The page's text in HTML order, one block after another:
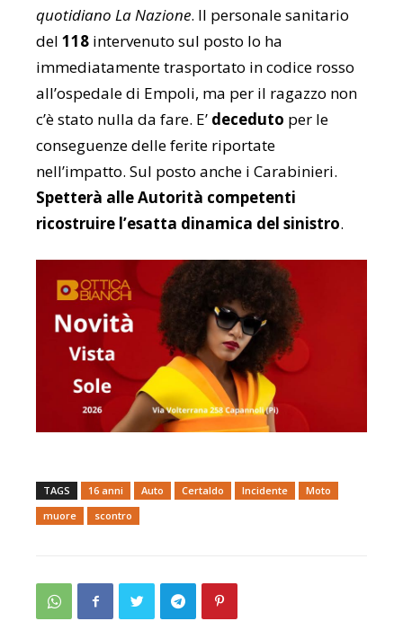
quotidiano La Nazione. Il personale sanitario
del 118 intervenuto sul posto lo ha
immediatamente trasportato in codice rosso
all’ospedale di Empoli, ma per il ragazzo non
c’è stato nulla da fare. E’ deceduto per le
conseguenze delle ferite riportate
nell’impatto. Sul posto anche i Carabinieri.
Spetterà alle Autorità competenti
ricostruire l’esatta dinamica del sinistro.
TAGS 16 anni Auto Certaldo Incidente
Moto
muore
scontro